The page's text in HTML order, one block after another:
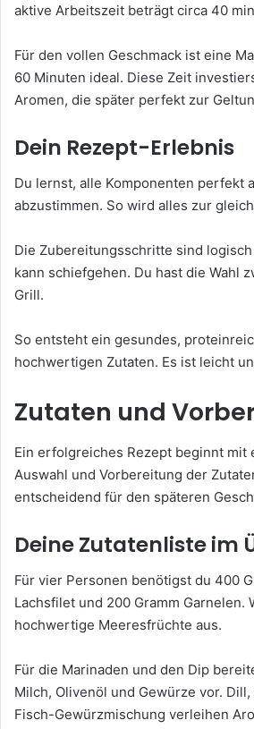
aktive Arbeitszeit beträgt circa 40
Für den vollen Geschmack ist eine
60 Minuten ideal. Diese Zeit
Aromen, die später perfekt zur
Dein Rezept-Erlebnis
Du lernst, alle Komponenten perfekt
abzustimmen. So wird alles zur
Die Zubereitungsschritte sind
kann schiefgehen. Du hast die Wahl
Grill.
So entsteht ein gesundes,
hochwertigen Zutaten. Es ist leicht
Zutaten und
Ein erfolgreiches Rezept beginnt mit
Auswahl und Vorbereitung der
entscheidend für den späteren
Deine Zutatenliste im
Für vier Personen benötigst du 400
Lachsfilet und 200 Gramm Garnelen.
hochwertige Meeresfrüchte aus.
Für die Marinaden und den Dip
Milch, Olivenöl und Gewürze vor.
Fisch-Gewürzmischung verleihen